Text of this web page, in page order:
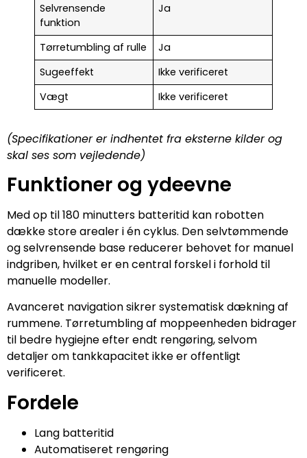
Selvrensende
funktion
Ja
Tørretumbling af rulle
Ja
Sugeeffekt
Ikke verificeret
Vægt
Ikke verificeret
(Specifikationer er indhentet fra eksterne kilder og
skal ses som vejledende)
Funktioner og ydeevne
Med op til 180 minutters batteritid kan robotten
dække store arealer i én cyklus. Den selvtømmende
og selvrensende base reducerer behovet for manuel
indgriben, hvilket er en central forskel i forhold til
manuelle modeller.
Avanceret navigation sikrer systematisk dækning af
rummene. Tørretumbling af moppeenheden bidrager
til bedre hygiejne efter endt rengøring, selvom
detaljer om tankkapacitet ikke er offentligt
verificeret.
Fordele
Lang batteritid
Automatiseret rengøring